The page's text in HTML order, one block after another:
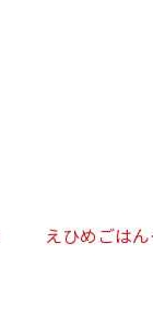
えひめごはん